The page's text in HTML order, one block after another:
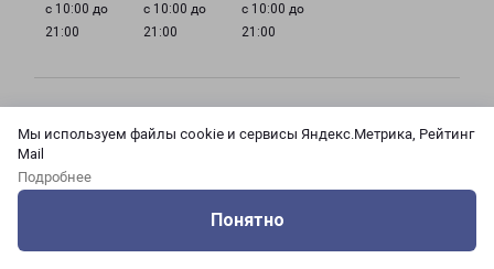
Мы используем файлы cookie и сервисы Яндекс.Метрика, Рейтинг
Mail
Подробнее
Понятно
с 10:00 до
21:00
с 10:00 до
21:00
с 10:00 до
21:00
Россия, Москва город, Зюзино район, улица
Азовская, дом 24, корпус 3